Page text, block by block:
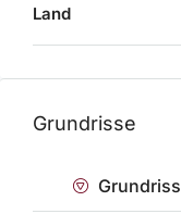
Land
Grundrisse